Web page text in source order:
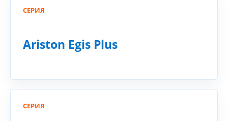
СЕРИЯ
Ariston Egis Plus
СЕРИЯ